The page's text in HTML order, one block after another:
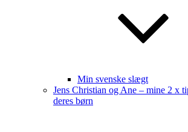
Min svenske slægt
Jens Christian og Ane – mine 2 x
deres børn